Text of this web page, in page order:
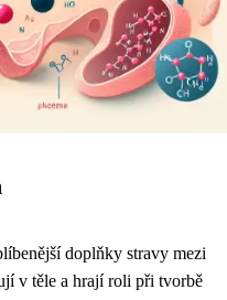
doplňky stravy mezi
v těle a hrají roli při tvorbě